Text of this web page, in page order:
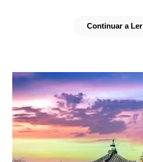
Continuar a Ler